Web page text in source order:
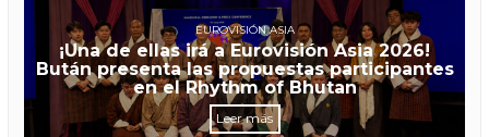
EUROVISIÓN ASIA
¡Una de ellas irá a Eurovisión Asia 2026!
Bután presenta las propuestas participantes
en el Rhythm of Bhutan
Leer más